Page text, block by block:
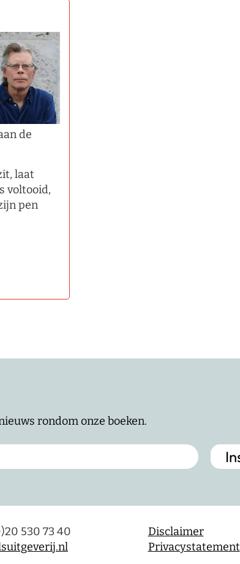
de
laat
voltooid,
pen
rondom onze boeken.
530 73 40
Disclaimer
Privacystatement